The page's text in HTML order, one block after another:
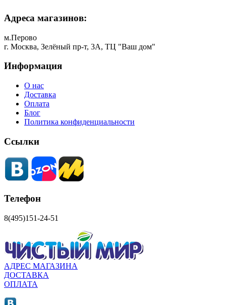
Адреса магазинов:
м.Перово
г. Москва, Зелёный пр-т, 3А, ТЦ "Ваш дом"
Информация
О нас
Доставка
Оплата
Блог
Политика конфиденциальности
Ссылки
Телефон
8(495)151-24-51
АДРЕС МАГАЗИНА
ДОСТАВКА
ОПЛАТА